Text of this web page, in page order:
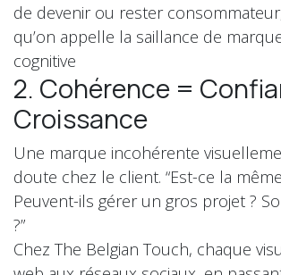
de devenir ou rester
qu’on appelle la saillance de
cognitive
2. Cohérence =
Croissance
Une marque incohérente
doute chez le client. “Est-ce la
Peuvent-ils gérer un gros projet ?
?”
Chez The Belgian Touch, chaque